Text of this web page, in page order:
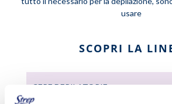
usare
SCOPRI LA
CERE DEPILATORIE
KIT EPILAZIONE -